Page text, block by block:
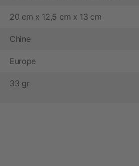
20 cm x 12,5 cm x 13 cm
Chine
Europe
33 gr